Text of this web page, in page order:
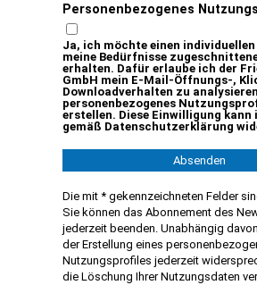
Personenbezogenes
Ja, ich möchte einen
meine Bedürfnisse
erhalten. Dafür erlaube ich der
GmbH mein E-Mail-Öffnungs-,
Downloadverhalten zu
personenbezogenes
erstellen. Diese Einwilligung kann
gemäß Datenschutzerklärung
Absenden
Die mit * gekennzeichneten Felder
Sie können das Abonnement des
jederzeit beenden. Unabhängig
der Erstellung eines
Nutzungsprofiles jederzeit
die Löschung Ihrer Nutzungsdaten